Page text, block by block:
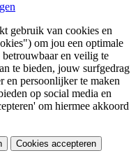
gebruik van cookies en
om jou een optimale
en veilig te
te bieden, jouw surfgedrag
en persoonlijker te maken
op social media en
om hiermee akkoord
Cookies accepteren